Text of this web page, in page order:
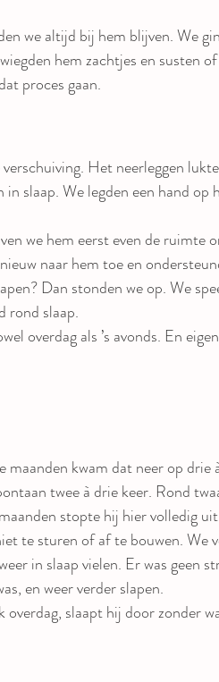
we altijd bij hem blijven. We
hem zachtjes en susten
proces gaan.
Het neerleggen
slaap. We legden een hand op
we hem eerst even de ruimte
naar hem toe en
Dan stonden we op. We
rond slaap.
overdag als ’s avonds. En
kwam dat neer op drie
twee à drie keer. Rond
stopte hij hier volledig
te sturen of af te bouwen. We
in slaap vielen. Er was geen
en weer verder slapen.
slaapt hij door zonder